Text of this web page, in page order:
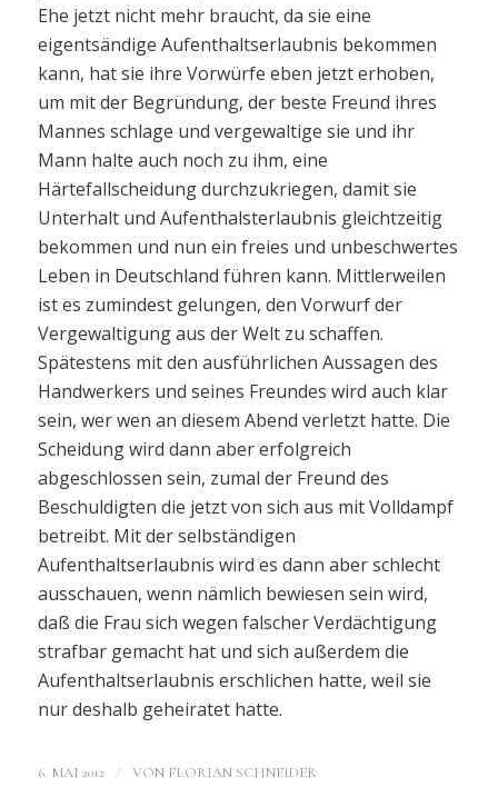
Ehe jetzt nicht mehr braucht, da sie eine
eigentsändige Aufenthaltserlaubnis bekommen
kann, hat sie ihre Vorwürfe eben jetzt erhoben,
um mit der Begründung, der beste Freund ihres
Mannes schlage und vergewaltige sie und ihr
Mann halte auch noch zu ihm, eine
Härtefallscheidung durchzukriegen, damit sie
Unterhalt und Aufenthalsterlaubnis gleichtzeitig
bekommen und nun ein freies und unbeschwertes
Leben in Deutschland führen kann. Mittlerweilen
ist es zumindest gelungen, den Vorwurf der
Vergewaltigung aus der Welt zu schaffen.
Spätestens mit den ausführlichen Aussagen des
Handwerkers und seines Freundes wird auch klar
sein, wer wen an diesem Abend verletzt hatte. Die
Scheidung wird dann aber erfolgreich
abgeschlossen sein, zumal der Freund des
Beschuldigten die jetzt von sich aus mit Volldampf
betreibt. Mit der selbständigen
Aufenthaltserlaubnis wird es dann aber schlecht
ausschauen, wenn nämlich bewiesen sein wird,
daß die Frau sich wegen falscher Verdächtigung
strafbar gemacht hat und sich außerdem die
Aufenthaltserlaubnis erschlichen hatte, weil sie
nur deshalb geheiratet hatte.
6. MAI 2012 / VON FLORIAN SCHNEIDER